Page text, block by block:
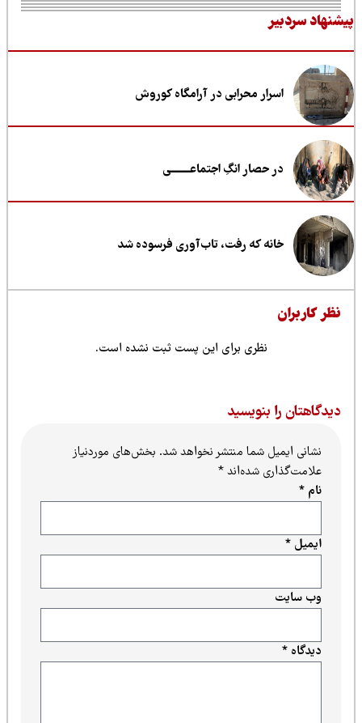
سردبیر
اسرار محرابی در آرامگاه کوروش
در حصار انگِ اجتماعــــــــی
خانه که رفت، تاب‌آوری فرسوده شد
کاربران
نظری برای این پست ثبت نشده است.
را بنویسید
نشانی ایمیل شما منتشر نخواهد شد.بخش‌های موردنیاز
علامت‌گذاری شده‌اند*
دیدگاه*
ایمیل*
وب‌ سایت